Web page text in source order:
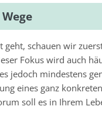
geht, schauen wir
Fokus wird auch
jedoch mindestens
eines ganz
soll es in Ihrem